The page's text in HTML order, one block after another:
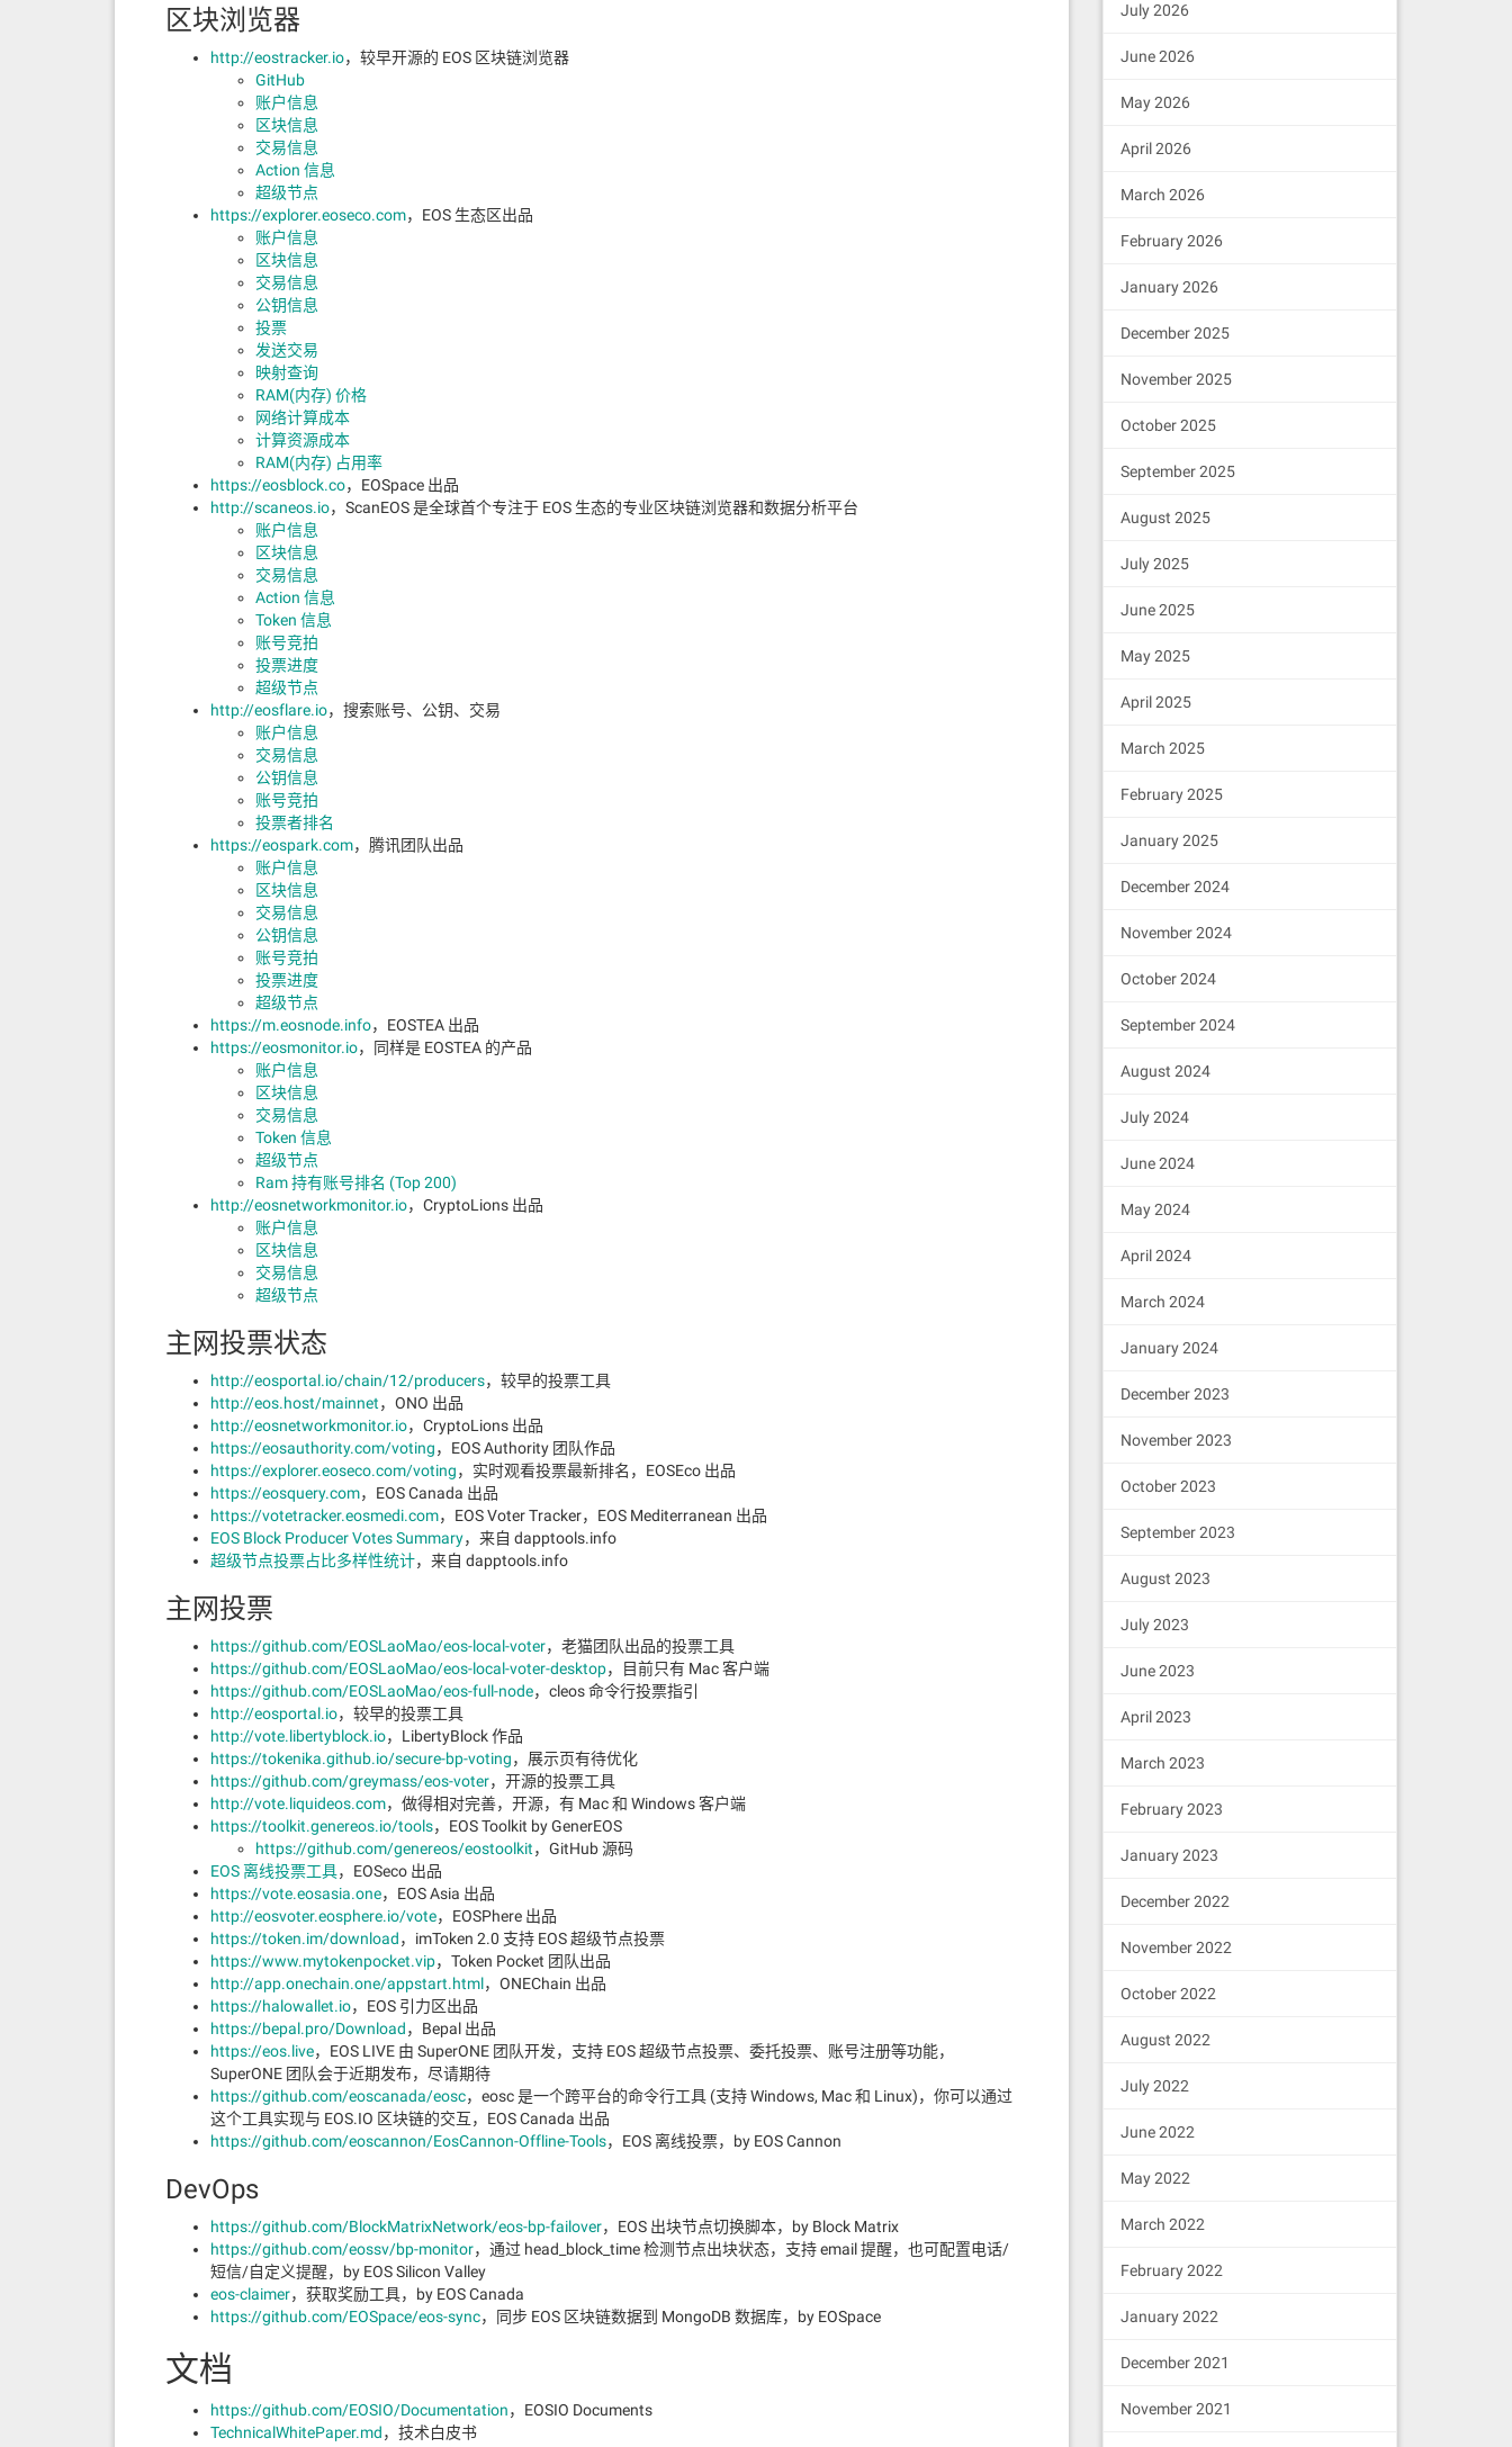
区块浏览器
http://eostracker.io，较早开源的 EOS 区块链浏览器
GitHub
账户信息
区块信息
交易信息
Action 信息
超级节点
https://explorer.eoseco.com，EOS 生态区出品
账户信息
区块信息
交易信息
公钥信息
投票
发送交易
映射查询
RAM(内存) 价格
网络计算成本
计算资源成本
RAM(内存) 占用率
https://eosblock.co，EOSpace 出品
http://scaneos.io，ScanEOS 是全球首个专注于 EOS 生态的专业区块链浏览器和数据分析平台
账户信息
区块信息
交易信息
Action 信息
Token 信息
账号竞拍
投票进度
超级节点
http://eosflare.io，搜索账号、公钥、交易
账户信息
交易信息
公钥信息
账号竞拍
投票者排名
https://eospark.com，腾讯团队出品
账户信息
区块信息
交易信息
公钥信息
账号竞拍
投票进度
超级节点
https://m.eosnode.info，EOSTEA 出品
https://eosmonitor.io，同样是 EOSTEA 的产品
账户信息
区块信息
交易信息
Token 信息
超级节点
Ram 持有账号排名 (Top 200)
http://eosnetworkmonitor.io，CryptoLions 出品
账户信息
区块信息
交易信息
超级节点
主网投票状态
http://eosportal.io/chain/12/producers，较早的投票工具
http://eos.host/mainnet，ONO 出品
http://eosnetworkmonitor.io，CryptoLions 出品
https://eosauthority.com/voting，EOS Authority 团队作品
https://explorer.eoseco.com/voting，实时观看投票最新排名，EOSEco 出品
https://eosquery.com，EOS Canada 出品
https://votetracker.eosmedi.com，EOS Voter Tracker，EOS Mediterranean 出品
EOS Block Producer Votes Summary，来自 dapptools.info
超级节点投票占比多样性统计，来自 dapptools.info
主网投票
https://github.com/EOSLaoMao/eos-local-voter，老猫团队出品的投票工具
https://github.com/EOSLaoMao/eos-local-voter-desktop，目前只有 Mac 客户端
https://github.com/EOSLaoMao/eos-full-node，cleos 命令行投票指引
http://eosportal.io，较早的投票工具
http://vote.libertyblock.io，LibertyBlock 作品
https://tokenika.github.io/secure-bp-voting，展示页有待优化
https://github.com/greymass/eos-voter，开源的投票工具
http://vote.liquideos.com，做得相对完善，开源，有 Mac 和 Windows 客户端
https://toolkit.genereos.io/tools，EOS Toolkit by GenerEOS
https://github.com/genereos/eostoolkit，GitHub 源码
EOS 离线投票工具，EOSeco 出品
https://vote.eosasia.one，EOS Asia 出品
http://eosvoter.eosphere.io/vote，EOSPhere 出品
https://token.im/download，imToken 2.0 支持 EOS 超级节点投票
https://www.mytokenpocket.vip，Token Pocket 团队出品
http://app.onechain.one/appstart.html，ONEChain 出品
https://halowallet.io，EOS 引力区出品
https://bepal.pro/Download，Bepal 出品
https://eos.live，EOS LIVE 由 SuperONE 团队开发，支持 EOS 超级节点投票、委托投票、账号注册等功能，
SuperONE 团队会于近期发布，尽请期待
https://github.com/eoscanada/eosc，eosc 是一个跨平台的命令行工具 (支持 Windows, Mac 和 Linux)，你可以通过
这个工具实现与 EOS.IO 区块链的交互，EOS Canada 出品
https://github.com/eoscannon/EosCannon-Offline-Tools，EOS 离线投票，by EOS Cannon
DevOps
https://github.com/BlockMatrixNetwork/eos-bp-failover，EOS 出块节点切换脚本，by Block Matrix
https://github.com/eossv/bp-monitor，通过 head_block_time 检测节点出块状态，支持 email 提醒，也可配置电话/
短信/自定义提醒，by EOS Silicon Valley
eos-claimer，获取奖励工具，by EOS Canada
https://github.com/EOSpace/eos-sync，同步 EOS 区块链数据到 MongoDB 数据库，by EOSpace
文档
https://github.com/EOSIO/Documentation，EOSIO Documents
TechnicalWhitePaper.md，技术白皮书
July 2026
June 2026
May 2026
April 2026
March 2026
February 2026
January 2026
December 2025
November 2025
October 2025
September 2025
August 2025
July 2025
June 2025
May 2025
April 2025
March 2025
February 2025
January 2025
December 2024
November 2024
October 2024
September 2024
August 2024
July 2024
June 2024
May 2024
April 2024
March 2024
January 2024
December 2023
November 2023
October 2023
September 2023
August 2023
July 2023
June 2023
April 2023
March 2023
February 2023
January 2023
December 2022
November 2022
October 2022
August 2022
July 2022
June 2022
May 2022
March 2022
February 2022
January 2022
December 2021
November 2021